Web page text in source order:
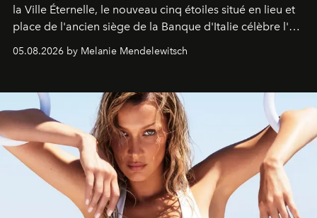
la Ville Éternelle, le nouveau cinq étoiles situé en lieu et
place de l'ancien siège de la Banque d'Italie célèbre l'art
de vivre Romain dans toute son élégance intemporelle.
05.08.2026 by Melanie Mendelewitsch